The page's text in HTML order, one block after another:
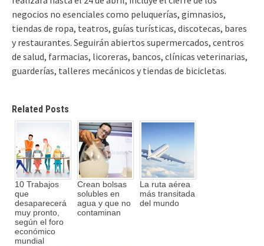
negocios no esenciales como peluquerías, gimnasios,
tiendas de ropa, teatros, guías turísticas, discotecas, bares
y restaurantes. Seguirán abiertos supermercados, centros
de salud, farmacias, licoreras, bancos, clínicas veterinarias,
guarderías, talleres mecánicos y tiendas de bicicletas.
Related Posts
10 Trabajos
que
desaparecerá
muy pronto,
según el foro
económico
mundial
Crean bolsas
solubles en
agua y que no
contaminan
La ruta aérea
más transitada
del mundo